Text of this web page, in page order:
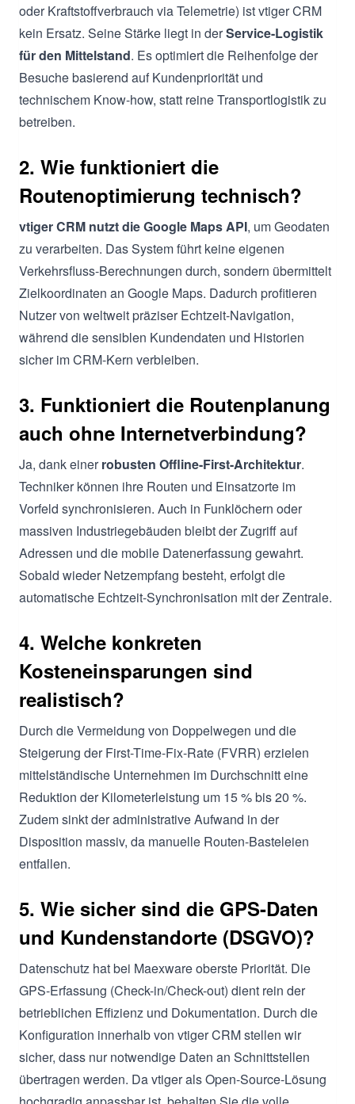
oder Kraftstoffverbrauch via Telemetrie) ist vtiger CRM
kein Ersatz. Seine Stärke liegt in derService-Logistik
für den Mittelstand. Es optimiert die Reihenfolge der
Besuche basierend auf Kundenpriorität und
technischem Know-how, statt reine Transportlogistik zu
betreiben.
2. Wie funktioniert die
Routenoptimierung technisch?
vtiger CRM nutzt die Google Maps API, um Geodaten
zu verarbeiten. Das System führt keine eigenen
Verkehrsfluss-Berechnungen durch, sondern übermittelt
Zielkoordinaten an Google Maps. Dadurch profitieren
Nutzer von weltweit präziser Echtzeit-Navigation,
während die sensiblen Kundendaten und Historien
sicher im CRM-Kern verbleiben.
3. Funktioniert die Routenplanung
auch ohne Internetverbindung?
Ja, dank einerrobusten Offline-First-Architektur.
Techniker können ihre Routen und Einsatzorte im
Vorfeld synchronisieren. Auch in Funklöchern oder
massiven Industriegebäuden bleibt der Zugriff auf
Adressen und die mobile Datenerfassung gewahrt.
Sobald wieder Netzempfang besteht, erfolgt die
automatische Echtzeit-Synchronisation mit der Zentrale.
4. Welche konkreten
Kosteneinsparungen sind
realistisch?
Durch die Vermeidung von Doppelwegen und die
Steigerung der First-Time-Fix-Rate (FVRR) erzielen
mittelständische Unternehmen im Durchschnitt eine
Reduktion der Kilometerleistung um 15 % bis 20 %.
Zudem sinkt der administrative Aufwand in der
Disposition massiv, da manuelle Routen-Basteleien
entfallen.
5. Wie sicher sind die GPS-Daten
und Kundenstandorte (DSGVO)?
Datenschutz hat bei Maexware oberste Priorität. Die
GPS-Erfassung (Check-in/Check-out) dient rein der
betrieblichen Effizienz und Dokumentation. Durch die
Konfiguration innerhalb von vtiger CRM stellen wir
sicher, dass nur notwendige Daten an Schnittstellen
übertragen werden. Da vtiger als Open-Source-Lösung